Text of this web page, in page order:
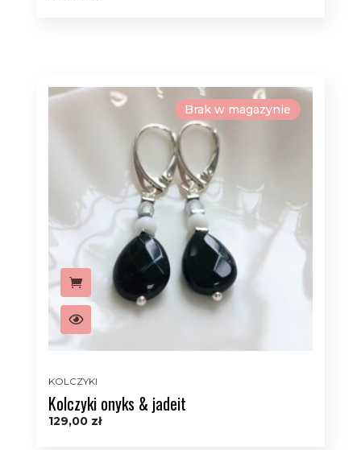
Brak w magazynie
KOLCZYKI
Kolczyki onyks & jadeit
129,00 zł